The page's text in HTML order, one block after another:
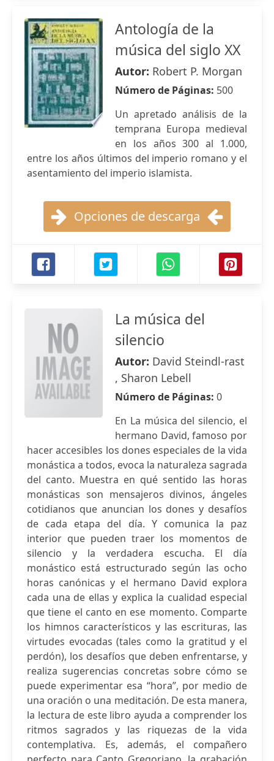
Antología de la
música del siglo XX
Autor: Robert P. Morgan
Número de Páginas: 500
Un apretado análisis de la
temprana Europa medieval
en los años 300 al 1.000,
entre los años últimos del imperio romano y el
asentamiento del imperio islamista.
Opciones de descarga
La música del
silencio
Autor: David Steindl-rast
, Sharon Lebell
Número de Páginas: 0
En La música del silencio, el
hermano David, famoso por
hacer accesibles los dones especiales de la vida
monástica a todos, evoca la naturaleza sagrada
del canto. Muestra en qué sentido las horas
monásticas son mensajeros divinos, ángeles
cotidianos que anuncian los dones y desafíos
de cada etapa del día. Y comunica la paz
interior que pueden traer los momentos de
silencio y la verdadera escucha. El día
monástico está estructurado según las ocho
horas canónicas y el hermano David explora
cada una de ellas y explica la cualidad especial
que tiene el canto en ese momento. Comparte
los himnos característicos y las escrituras, las
virtudes evocadas (tales como la gratitud y el
perdón), los desafíos que deben enfrentarse, y
realiza sugerencias concretas sobre cómo se
puede experimentar esa “hora”, por medio de
una oración o una meditación. De esta manera,
la lectura de este libro ayuda a comprender los
ritmos sagrados y las riquezas de la vida
contemplativa. Es, además, el compañero